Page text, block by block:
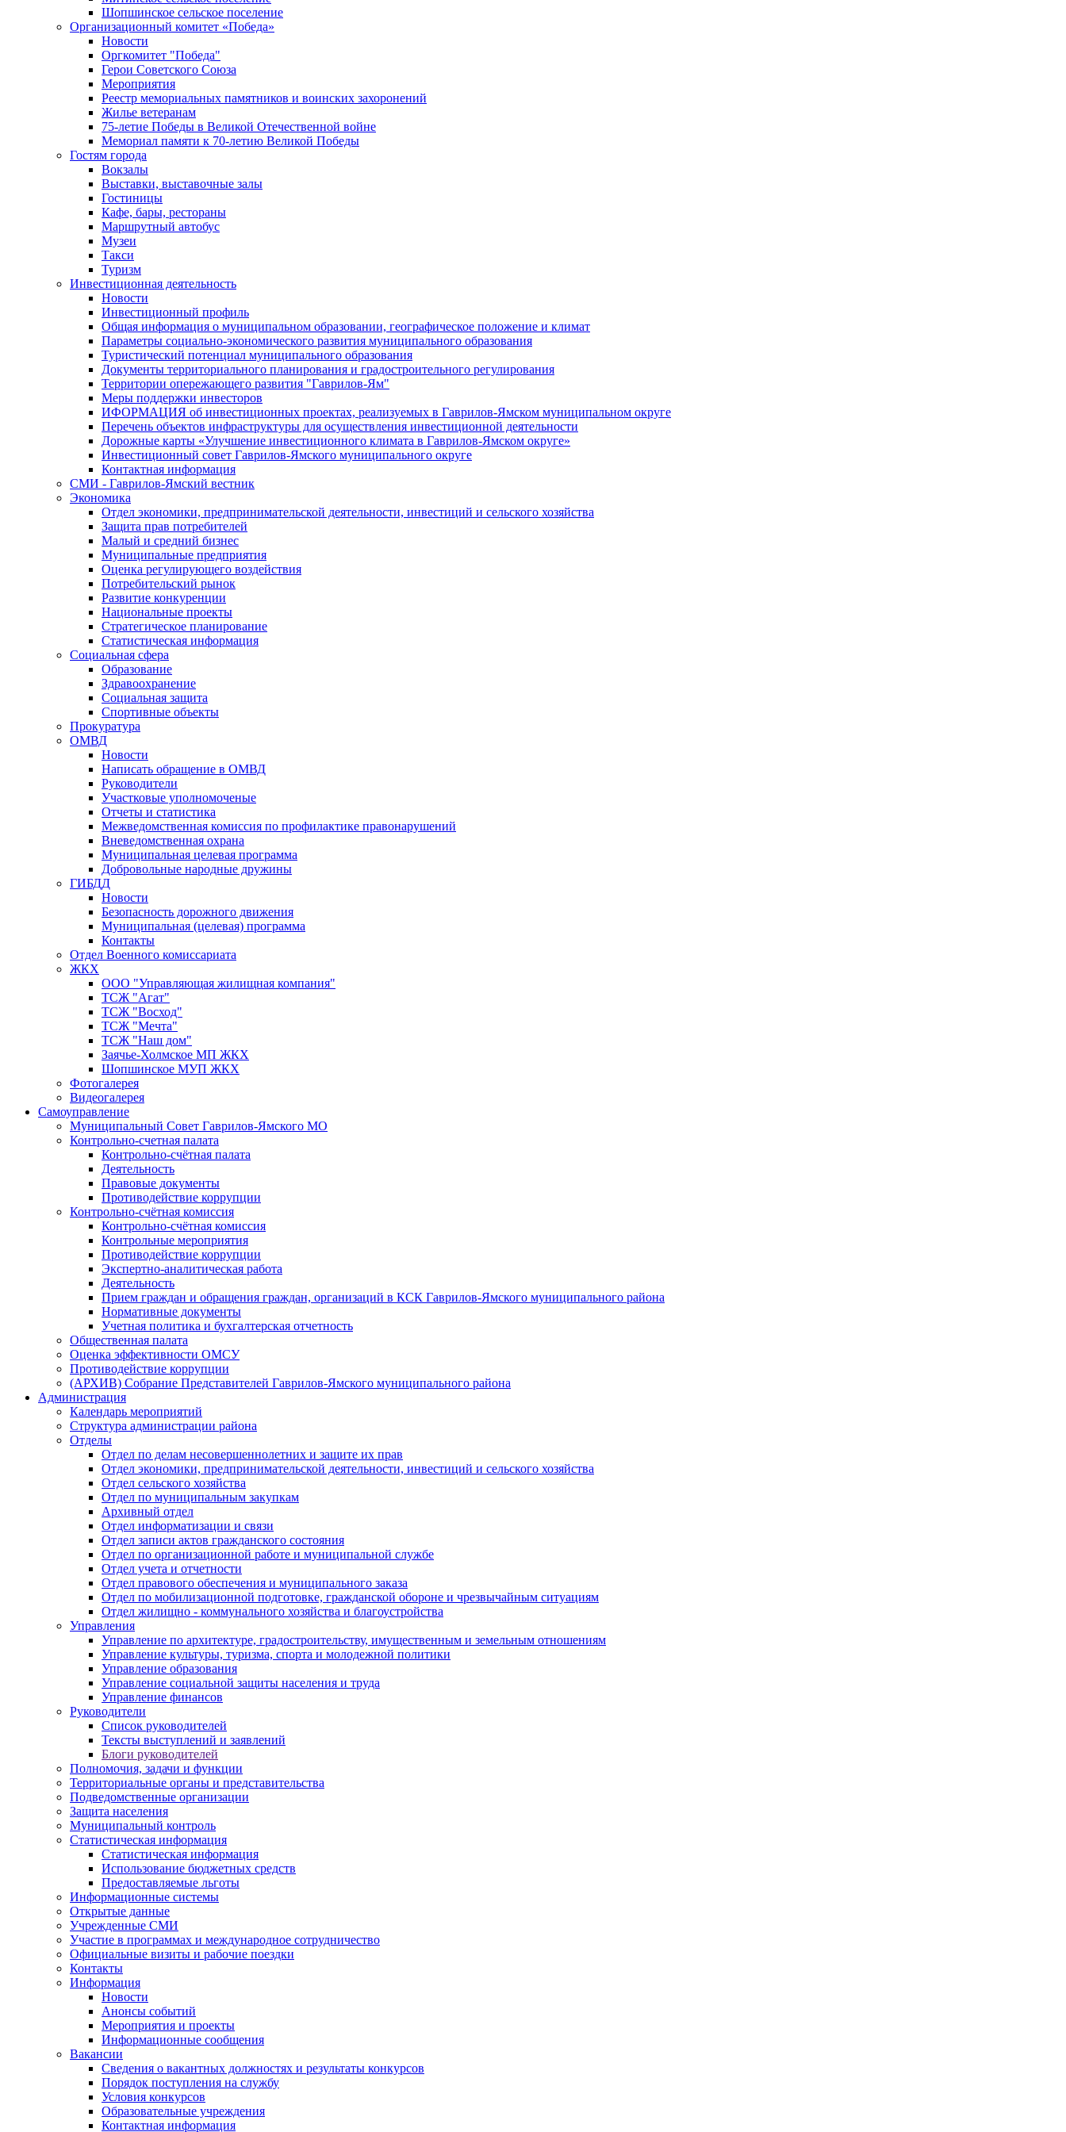
Шопшинское сельское поселение
Организационный комитет «Победа»
Новости
Оргкомитет "Победа"
Герои Советского Союза
Мероприятия
Реестр мемориальных памятников и воинских захоронений
Жилье ветеранам
75-летие Победы в Великой Отечественной войне
Мемориал памяти к 70-летию Великой Победы
Гостям города
Вокзалы
Выставки, выставочные залы
Гостиницы
Кафе, бары, рестораны
Маршрутный автобус
Музеи
Такси
Туризм
Инвестиционная деятельность
Новости
Инвестиционный профиль
Общая информация о муниципальном образовании, географическое положение и климат
Параметры социально-экономического развития муниципального образования
Туристический потенциал муниципального образования
Документы территориального планирования и градостроительного регулирования
Территории опережающего развития "Гаврилов-Ям"
Меры поддержки инвесторов
ИФОРМАЦИЯ об инвестиционных проектах, реализуемых в Гаврилов-Ямском муниципальном округе
Перечень объектов инфраструктуры для осуществления инвестиционной деятельности
Дорожные карты «Улучшение инвестиционного климата в Гаврилов-Ямском округе»
Инвестиционный совет Гаврилов-Ямского муниципального округе
Контактная информация
СМИ - Гаврилов-Ямский вестник
Экономика
Отдел экономики, предпринимательской деятельности, инвестиций и сельского хозяйства
Защита прав потребителей
Малый и средний бизнес
Муниципальные предприятия
Оценка регулирующего воздействия
Потребительский рынок
Развитие конкуренции
Национальные проекты
Стратегическое планирование
Статистическая информация
Социальная сфера
Образование
Здравоохранение
Социальная защита
Спортивные объекты
Прокуратура
ОМВД
Новости
Написать обращение в ОМВД
Руководители
Участковые уполномоченые
Отчеты и статистика
Межведомственная комиссия по профилактике правонарушений
Вневедомственная охрана
Муниципальная целевая программа
Добровольные народные дружины
ГИБДД
Новости
Безопасность дорожного движения
Муниципальная (целевая) программа
Контакты
Отдел Военного комиссариата
ЖКХ
ООО "Управляющая жилищная компания"
ТСЖ "Агат"
ТСЖ "Восход"
ТСЖ "Мечта"
ТСЖ "Наш дом"
Заячье-Холмское МП ЖКХ
Шопшинское МУП ЖКХ
Фотогалерея
Видеогалерея
Самоуправление
Муниципальный Совет Гаврилов-Ямского МО
Контрольно-счетная палата
Контрольно-счётная палата
Деятельность
Правовые документы
Противодействие коррупции
Контрольно-счётная комиссия
Контрольно-счётная комиссия
Контрольные мероприятия
Противодействие коррупции
Экспертно-аналитическая работа
Деятельность
Прием граждан и обращения граждан, организаций в КСК Гаврилов-Ямского муниципального района
Нормативные документы
Учетная политика и бухгалтерская отчетность
Общественная палата
Оценка эффективности ОМСУ
Противодействие коррупции
(АРХИВ) Собрание Представителей Гаврилов-Ямского муниципального района
Администрация
Календарь мероприятий
Структура администрации района
Отделы
Отдел по делам несовершеннолетних и защите их прав
Отдел экономики, предпринимательской деятельности, инвестиций и сельского хозяйства
Отдел сельского хозяйства
Отдел по муниципальным закупкам
Архивный отдел
Отдел информатизации и связи
Отдел записи актов гражданского состояния
Отдел по организационной работе и муниципальной службе
Отдел учета и отчетности
Отдел правового обеспечения и муниципального заказа
Отдел по мобилизационной подготовке, гражданской обороне и чрезвычайным ситуациям
Отдел жилищно - коммунального хозяйства и благоустройства
Управления
Управление по архитектуре, градостроительству, имущественным и земельным отношениям
Управление культуры, туризма, спорта и молодежной политики
Управление образования
Управление социальной защиты населения и труда
Управление финансов
Руководители
Список руководителей
Тексты выступлений и заявлений
Блоги руководителей
Полномочия, задачи и функции
Территориальные органы и представительства
Подведомственные организации
Защита населения
Муниципальный контроль
Статистическая информация
Статистическая информация
Использование бюджетных средств
Предоставляемые льготы
Информационные системы
Открытые данные
Учрежденные СМИ
Участие в программах и международное сотрудничество
Официальные визиты и рабочие поездки
Контакты
Информация
Новости
Анонсы событий
Мероприятия и проекты
Информационные сообщения
Вакансии
Сведения о вакантных должностях и результаты конкурсов
Порядок поступления на службу
Условия конкурсов
Образовательные учреждения
Контактная информация